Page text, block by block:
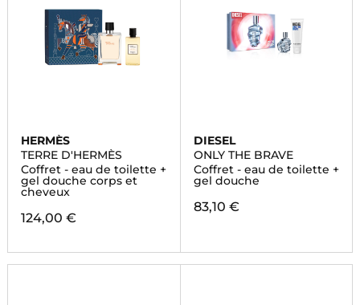
HERMÈS
TERRE D'HERMÈS
Coffret - eau de toilette +
gel douche corps et
cheveux
124,00 €
DIESEL
ONLY THE BRAVE
Coffret - eau de toilette +
gel douche
83,10 €